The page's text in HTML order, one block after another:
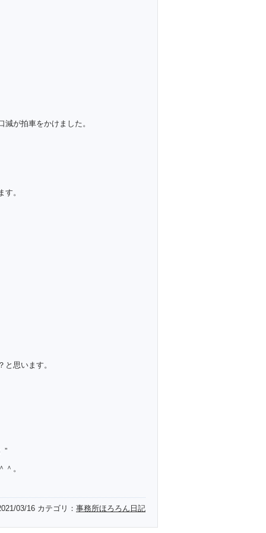
が拍車をかけました。
。
思います。
”
。
03/16 カテゴリ： 事務所ほろろん日記